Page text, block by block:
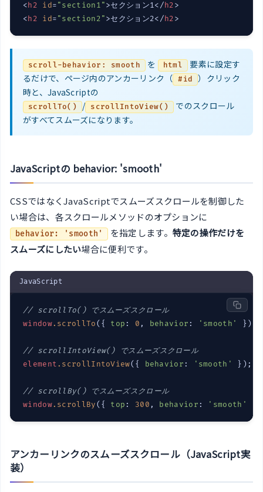
<h2 id="section1">セクション1</h2>
<h2 id="section2">セクション2</h2>
scroll-behavior: smooth を html
要素に設定す
るだけで、ページ内のアンカーリンク（ #id
）クリック
時と、JavaScriptの
scrollTo() / scrollIntoView()
でのスクロール
がすべてスムーズになります。
JavaScriptの behavior: 'smooth'
CSSではなくJavaScriptでスムーズスクロールを制御した
い場合は、各スクロールメソッドのオプションに
behavior: 'smooth' を指定します。 特定の操作だけを
スムーズにしたい場合に便利です。
JavaScript
// scrollTo() でスムーズスクロール
window. scrollTo({ top : 0 , behavior : 'smooth' });
// scrollIntoView() でスムーズスクロール
element. scrollIntoView({ behavior : 'smooth' });
// scrollBy() でスムーズスクロール
window. scrollBy({ top : 300 , behavior : 'smooth'
アンカーリンクのスムーズスクロール（JavaScript実
装）